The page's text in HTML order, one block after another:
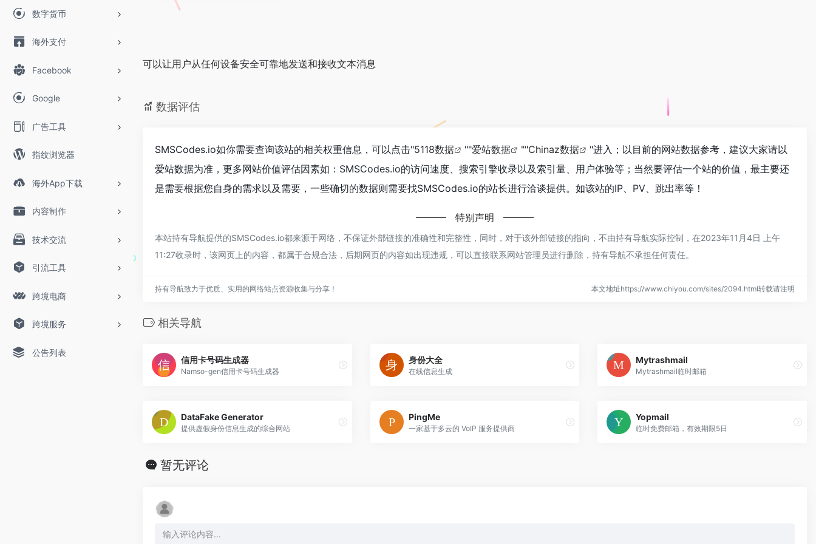
数字货币
海外支付
Facebook
Google
广告工具
指纹浏览器
海外App下载
内容制作
技术交流
引流工具
跨境电商
跨境服务
公告列表
可以让用户从任何设备安全可靠地发送和接收文本消息
数据评估
SMSCodes.io如你需要查询该站的相关权重信息，可以点击"5118数据 ""爱站数据 ""Chinaz数据
"进入；以目前的网站数据参考，建议大家请以
爱站数据为准，更多网站价值评估因素如：SMSCodes.io的访问速度、搜索引擎收录以及索引量、用户体验等；当然要评估一个站的价值，最主要还
是需要根据您自身的需求以及需要，一些确切的数据则需要找SMSCodes.io的站长进行洽谈提供。如该站的IP、PV、跳出率等！
特别声明
本站持有导航提供的SMSCodes.io都来源于网络，不保证外部链接的准确性和完整性，同时，对于该外部链接的指向，不由持有导航实际控制，在2023年11月4日 上午
11:27收录时，该网页上的内容，都属于合规合法，后期网页的内容如出现违规，可以直接联系网站管理员进行删除，持有导航不承担任何责任。
持有导航致力于优质、实用的网络站点资源收集与分享！ 本文地址https://www.chiyou.com/sites/2094.html转载请注明
相关导航
信用卡号码生成器
Namso-gen信用卡号码生成器
身份大全
在线信息生成
Mytrashmail
Mytrashmail临时邮箱
DataFake Generator
提供虚假身份信息生成的综合网站
PingMe
一家基于多云的 VoIP 服务提供商
Yopmail
临时免费邮箱，有效期限5日
暂无评论